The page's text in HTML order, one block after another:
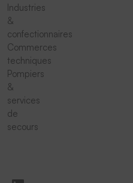
Industries
&
confectionnaires
Commerces
techniques
Pompiers
&
services
de
secours